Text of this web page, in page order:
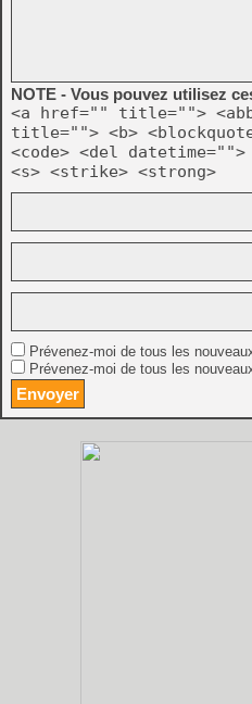
NOTE - Vous pouvez utilisez
<a href="" title="">
title=""> <b>
<code> <del
<s> <strike> <strong>
Prévenez-moi de tous les
Prévenez-moi de tous les